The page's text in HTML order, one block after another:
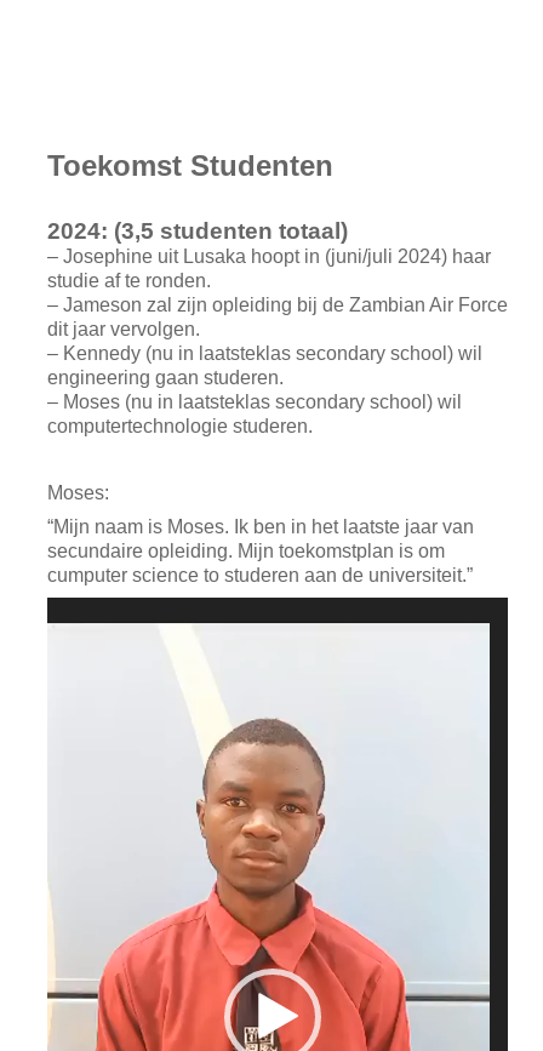
Toekomst Studenten
2024: (3,5 studenten totaal)
– Josephine uit Lusaka hoopt in (juni/juli 2024) haar
studie af te ronden.
– Jameson zal zijn opleiding bij de Zambian Air Force
dit jaar vervolgen.
– Kennedy (nu in laatsteklas secondary school) wil
engineering gaan studeren.
– Moses (nu in laatsteklas secondary school) wil
computertechnologie studeren.
Moses:
“Mijn naam is Moses. Ik ben in het laatste jaar van
secundaire opleiding. Mijn toekomstplan is om
cumputer science to studeren aan de universiteit.”